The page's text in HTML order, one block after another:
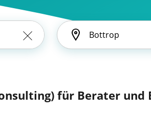
für Berater